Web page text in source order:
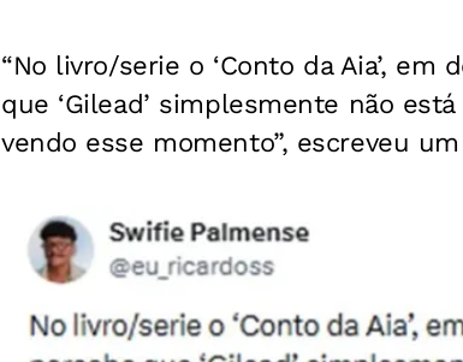
“No livro/serie o ‘Conto da Aia’,
que ‘Gilead’ simplesmente não
vendo esse momento”, escreveu